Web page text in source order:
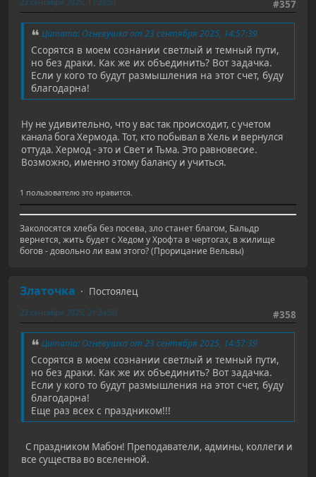
#357
Цитата: Огневушка от 23 сентября 2025, 14:57:39
Ссорятся в моем сознании светлый и темный пути,
но без драки. Как же их объединить? Вот задачка.
Если у кого то будут размышления на этот счет, буду
благодарна!
Ну не удивительно, что у вас так происходит, с учетом
канала бога Хермода. Тот, кто побывал в Хель и вернулся
оттуда. Хермод - это и Свет и Тьма. Это равновесие.
Возможно, именно этому балансу и учиться.
1 пользователю это нравится.
Заколосятся хлеба без посева, зло станет благом, Бальдр
вернется, жить будет с Хедом у Хрофта в чертогах, в жилище
богов - довольно ли вам этого? (Прорицание Вельвы)
Златочка
Постоялец
#358
23 сентября 2025, 21:24:50
Цитата: Огневушка от 23 сентября 2025, 14:57:39
Ссорятся в моем сознании светлый и темный пути,
но без драки. Как же их объединить? Вот задачка.
Если у кого то будут размышления на этот счет, буду
благодарна!
Еще раз всех с праздником!!!
С праздником Мабон! Преподаватели, админы, коллеги и
все существа во вселенной.